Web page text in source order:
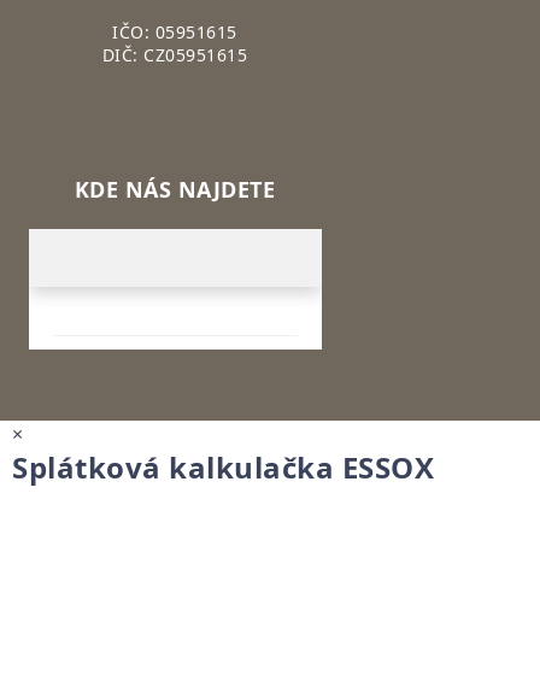
IČO: 05951615
DIČ: CZ05951615
KDE NÁS NAJDETE
×
Splátková kalkulačka ESSOX